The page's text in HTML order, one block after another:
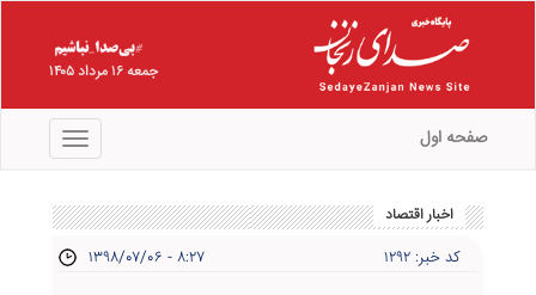
جمعه ۱۶ مرداد ۱۴۰۵
منو صفحه اول
اخبار اقتصاد
کد خبر: ۱۲۹۲ ۱۳۹۸/۰۷/۰۶ - ۸:۲۷